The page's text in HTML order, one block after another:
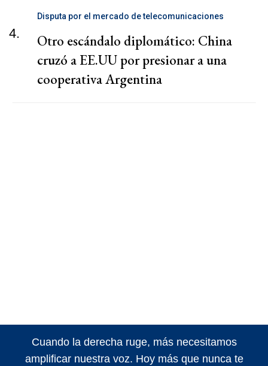
4.
Disputa por el mercado de telecomunicaciones
Otro escándalo diplomático: China
cruzó a EE.UU por presionar a una
cooperativa Argentina
Cuando la derecha ruge, más necesitamos
amplificar nuestra voz. Hoy más que nunca te